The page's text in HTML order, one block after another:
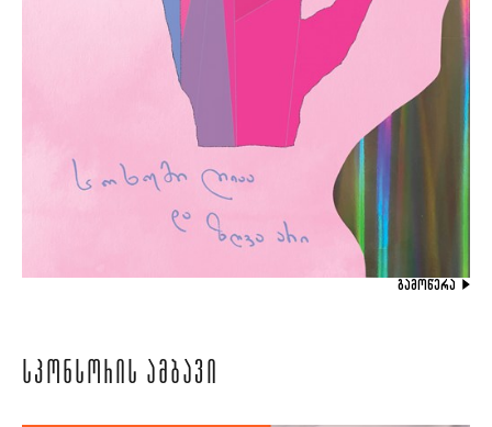
ᲒᲐᲛᲝᲬᲔᲠᲐ
ᲡᲞᲝᲜᲡᲝᲠᲘᲡ ᲐᲛᲑᲐᲕᲘ